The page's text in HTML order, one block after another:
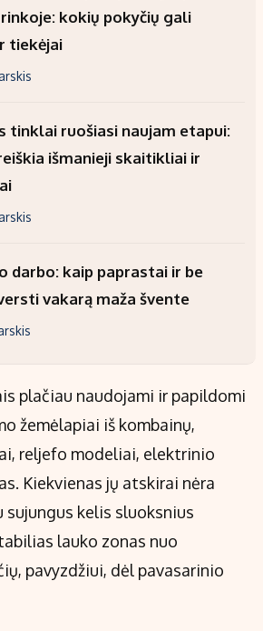
kokių pokyčių gali
tiekėjai
tinklai ruošiasi naujam etapui:
išmanieji skaitikliai ir
darbo: kaip paprastai ir be
vakarą maža švente
plačiau naudojami ir papildomi
žemėlapiai iš kombainų,
reljefo modeliai, elektrinio
Kiekvienas jų atskirai nėra
sujungus kelis sluoksnius
lauko zonas nuo
pavyzdžiui, dėl pavasarinio